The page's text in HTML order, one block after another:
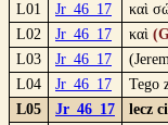
L01 Jr_46_17
καὶ
L02
Jr_46_17 καὶ
L03
Jr_46_17
L04
Jr_46_17
Tego
L05
Jr_46_17
lecz